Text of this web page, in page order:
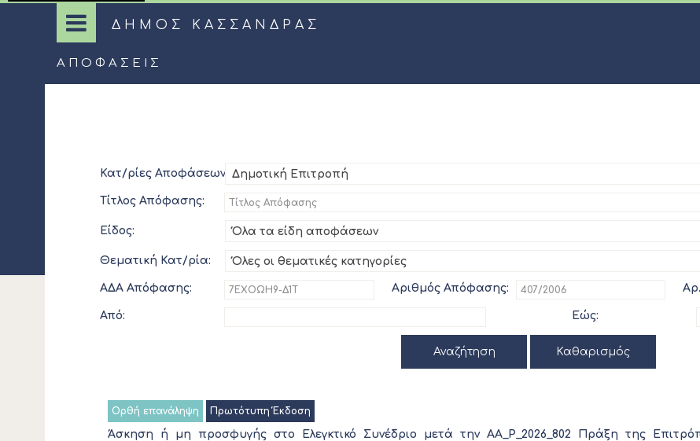
ΔΗΜΟΣ ΚΑΣΣΑΝΔΡΑΣ
ΑΠΟΦΆΣΕΙΣ
Κατ/ρίες Αποφάσεων: Δημοτική Επιτροπή
Τίτλος Απόφασης:
Είδος: Όλα τα είδη αποφάσεων
Θεματική Κατ/ρία: Όλες οι θεματικές κατηγορίες
ΑΔΑ Απόφασης: Αριθμός Απόφασης:
Από: Εώς:
Αναζήτηση Καθαρισμός
Ορθή επανάληψη Πρωτότυπη Έκδοση
Άσκηση ή μη προσφυγής στο Ελεγκτικό Συνέδριο μετά την ΑΑ_Ρ_2026_802 Πράξη της